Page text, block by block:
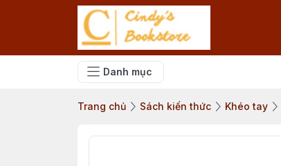
Danh mục
Trang chủ Sách kiến thức Khéo tay